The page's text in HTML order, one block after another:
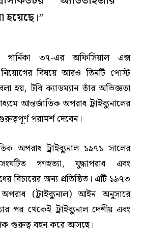
হয়েছে।”
৩৭-এর অফিসিয়াল এক্স
বিষয়ে আরও তিনটি পোস্ট
হয়, টবি ক্যাডম্যান তাঁর অভিজ্ঞতা
আন্তর্জাতিক অপরাধ ট্রাইব্যুনালের
পরামর্শ দেবেন।
অপরাধ ট্রাইব্যুনাল ১৯৭১ সালের
গণহত্যা, যুদ্ধাপরাধ এবং
বিচারের জন্য প্রতিষ্ঠিত। এটি ১৯৭৩
(ট্রাইব্যুনাল) আইন অনুসারে
পর থেকেই ট্রাইব্যুনাল দেশীয় এবং
গুরুত্ব বহন করে আসছে।